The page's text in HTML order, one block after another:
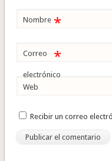
Nombre *
Correo
electrónico
*
Web
Recibir un correo